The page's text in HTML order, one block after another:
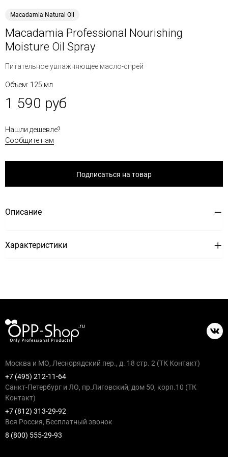
Macadamia Natural Oil
Macadamia Professional Nourishing
Moisture Oil Spray
Питательное увлажняющее масло-спрей
Объем: 125 мл
1 590 руб
Нашли дешевле?
Сообщите нам
Подписаться на товар
Описание
Характеристики
Москва и МО, Леснорядский пер., д. 18 стр. 2 (ТК Контакт)
+7 (495) 212-11-64
Санкт-Петербург и ЛО, пр.Лиговский, дом 50, корп.10 (ТК
Контакт)
+7 (812) 313-29-92
Вся Россия, Бесплатный звонок
8 (800) 555-29-93